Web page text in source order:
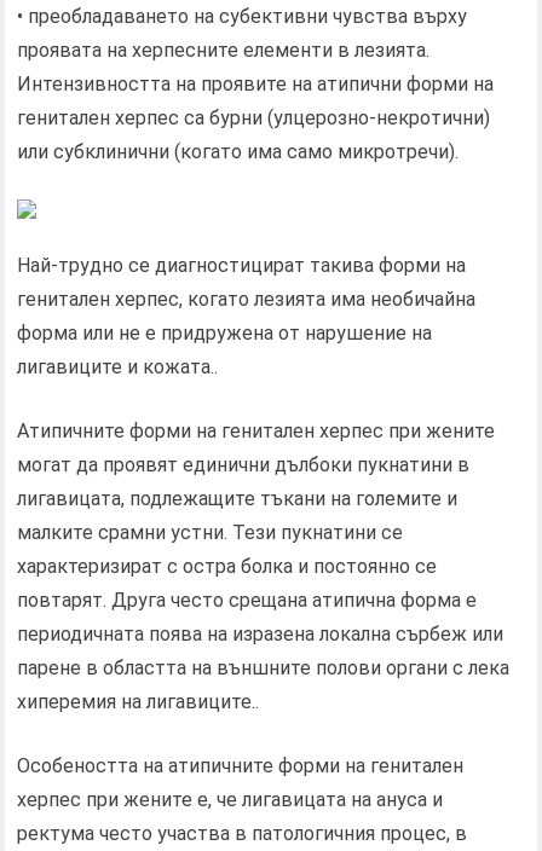
• преобладаването на субективни чувства върху
проявата на херпесните елементи в лезията.
Интензивността на проявите на атипични форми на
генитален херпес са бурни (улцерозно-некротични)
или субклинични (когато има само микротречи).
Най-трудно се диагностицират такива форми на
генитален херпес, когато лезията има необичайна
форма или не е придружена от нарушение на
лигавиците и кожата..
Атипичните форми на генитален херпес при жените
могат да проявят единични дълбоки пукнатини в
лигавицата, подлежащите тъкани на големите и
малките срамни устни. Тези пукнатини се
характеризират с остра болка и постоянно се
повтарят. Друга често срещана атипична форма е
периодичната поява на изразена локална сърбеж или
парене в областта на външните полови органи с лека
хиперемия на лигавиците..
Особеността на атипичните форми на генитален
херпес при жените е, че лигавицата на ануса и
ректума често участва в патологичния процес, в